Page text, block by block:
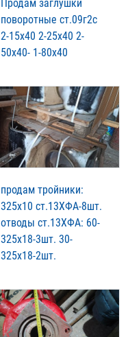
Продам заглушки
поворотные ст.09г2с
2-15х40 2-25х40 2-
50х40- 1-80х40
продам тройники:
325х10 ст.13ХФА-8шт.
отводы ст.13ХФА: 60-
325х18-3шт. 30-
325х18-2шт.